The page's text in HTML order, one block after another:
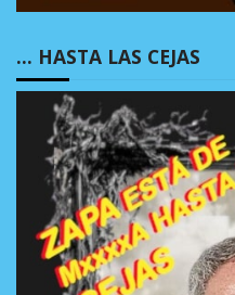
… HASTA LAS CEJAS